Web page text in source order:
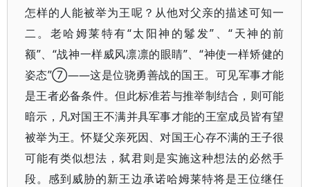
怎样的人能被举为王呢？从他对父亲的描述可知一
二。老哈姆莱特有“太阳神的鬈发”、“天神的前
额”、“战神一样威风凛凛的眼睛”、“神使一样矫健的
姿态”⑦——这是位骁勇善战的国王。可见军事才能
是王者必备条件。但此标准若与推举制结合，则可能
暗示，凡对国王不满并具军事才能的王室成员皆有望
被举为王。怀疑父亲死因、对国王心存不满的王子很
可能有类似想法，弑君则是实施这种想法的必然手
段。感到威胁的新王边承诺哈姆莱特将是王位继任